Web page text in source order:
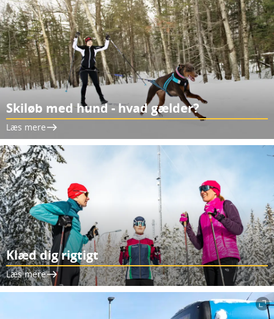
Skiløb med hund - hvad gælder?
Læs mere
Klæd dig rigtigt
Læs mere